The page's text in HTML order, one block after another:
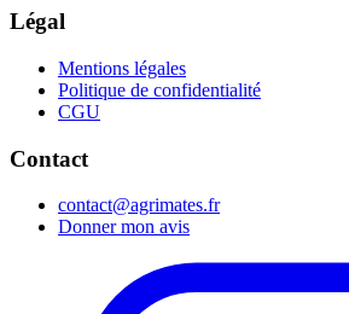
Légal
Mentions légales
Politique de confidentialité
CGU
Contact
contact@agrimates.fr
Donner mon avis